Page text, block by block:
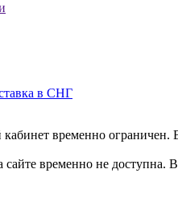
в СНГ
временно ограничен.
сайте временно не